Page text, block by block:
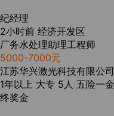
纪经理
2小时前 经济开发区
厂务水处理助理工程师
5000-7000元
江苏华兴激光科技有限公司
1年以上 大专 5人 五险一金
终奖金